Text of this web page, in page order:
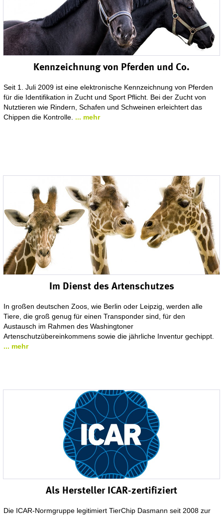
Kennzeichnung von Pferden und Co.
Seit 1. Juli 2009 ist eine elektronische Kennzeichnung von Pferden
für die Identifikation in Zucht und Sport Pflicht. Bei der Zucht von
Nutztieren wie Rindern, Schafen und Schweinen erleichtert das
Chippen die Kontrolle. ... mehr
Im Dienst des Artenschutzes
In großen deutschen Zoos, wie Berlin oder Leipzig, werden alle
Tiere, die groß genug für einen Transponder sind, für den
Austausch im Rahmen des Washingtoner
Artenschutzübereinkommens sowie die jährliche Inventur gechippt.
... mehr
Als Hersteller ICAR-zertifiziert
Die ICAR-Normgruppe legitimiert TierChip Dasmann seit 2008 zur